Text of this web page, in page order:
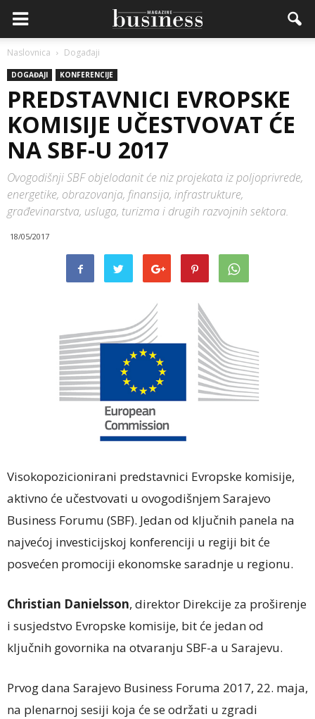
Naslovnica Događaji
DOGAĐAJI KONFERENCIJE
PREDSTAVNICI EVROPSKE
KOMISIJE UČESTVOVAT ĆE
NA SBF-U 2017
Ovogodišnji SBF objelodanit će niz projekata iz poljoprivrede,
energetike, obrazovanja, finansija, infrastrukture,
građevinarstva, usluga, turizma i drugih razvojnih sektora.
18/05/2017
Visokopozicionirani predstavnici Evropske komisije,
aktivno će učestvovati u ovogodišnjem Sarajevo
Business Forumu (SBF). Jedan od ključnih panela na
najvećoj investicijskoj konferenciji u regiji bit će
posvećen promociji ekonomske saradnje u regionu.
Christian Danielsson, direktor Direkcije za proširenje
i susjedstvo Evropske komisije, bit će jedan od
ključnih govornika na otvaranju SBF-a u Sarajevu.
Prvog dana Sarajevo Business Foruma 2017, 22. maja,
na plenarnoj sesiji koja će se održati u zgradi